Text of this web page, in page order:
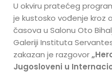
U okviru pratećeg
je kustosko vođenje kroz
časova u Salonu Oto
Galeriji Instituta
zakazan je razgovor
Jugosloveni u